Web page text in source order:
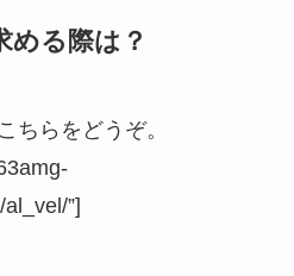
める際は？
ちらをどうぞ。
”]